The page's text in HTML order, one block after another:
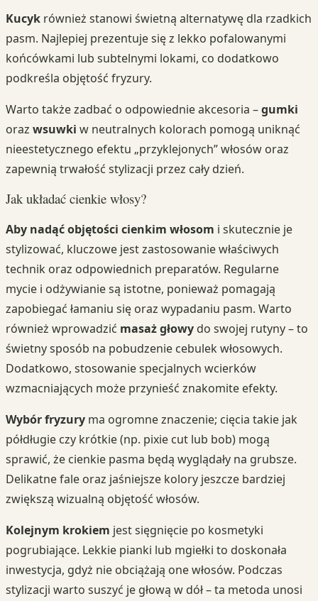
Kucyk również stanowi świetną alternatywę dla rzadkich
pasm. Najlepiej prezentuje się z lekko pofalowanymi
końcówkami lub subtelnymi lokami, co dodatkowo
podkreśla objętość fryzury.
Warto także zadbać o odpowiednie akcesoria –gumki
oraz wsuwki w neutralnych kolorach pomogą uniknąć
nieestetycznego efektu „przyklejonych” włosów oraz
zapewnią trwałość stylizacji przez cały dzień.
Jak układać cienkie włosy?
Aby nadąć objętości cienkim włosom i skutecznie je
stylizować, kluczowe jest zastosowanie właściwych
technik oraz odpowiednich preparatów. Regularne
mycie i odżywianie są istotne, ponieważ pomagają
zapobiegać łamaniu się oraz wypadaniu pasm. Warto
również wprowadzić masaż głowy do swojej rutyny – to
świetny sposób na pobudzenie cebulek włosowych.
Dodatkowo, stosowanie specjalnych wcierków
wzmacniających może przynieść znakomite efekty.
Wybór fryzury ma ogromne znaczenie; cięcia takie jak
półdługie czy krótkie (np. pixie cut lub bob) mogą
sprawić, że cienkie pasma będą wyglądały na grubsze.
Delikatne fale oraz jaśniejsze kolory jeszcze bardziej
zwiększą wizualną objętość włosów.
Kolejnym krokiem jest sięgnięcie po kosmetyki
pogrubiające. Lekkie pianki lub mgiełki to doskonała
inwestycja, gdyż nie obciążają one włosów. Podczas
stylizacji warto suszyć je głową w dół – ta metoda unosi